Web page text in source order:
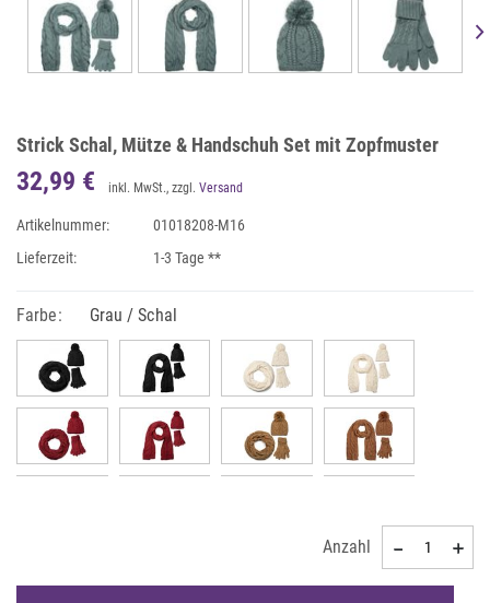
Strick Schal, Mütze & Handschuh Set mit Zopfmuster
32,99 € inkl. MwSt., zzgl. Versand
Artikelnummer:
01018208-M16
Lieferzeit:
1-3 Tage **
Farbe: Grau / Schal
Anzahl